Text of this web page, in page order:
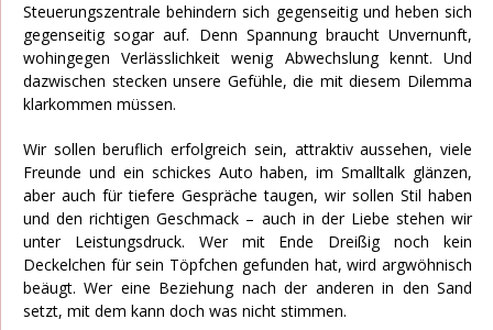
Steuerungszentrale behindern sich gegenseitig und heben sich
gegenseitig sogar auf. Denn Spannung braucht Unvernunft,
wohingegen Verlässlichkeit wenig Abwechslung kennt. Und
dazwischen stecken unsere Gefühle, die mit diesem Dilemma
klarkommen müssen.
Wir sollen beruflich erfolgreich sein, attraktiv aussehen, viele
Freunde und ein schickes Auto haben, im Smalltalk glänzen,
aber auch für tiefere Gespräche taugen, wir sollen Stil haben
und den richtigen Geschmack – auch in der Liebe stehen wir
unter Leistungsdruck. Wer mit Ende Dreißig noch kein
Deckelchen für sein Töpfchen gefunden hat, wird argwöhnisch
beäugt. Wer eine Beziehung nach der anderen in den Sand
setzt, mit dem kann doch was nicht stimmen.